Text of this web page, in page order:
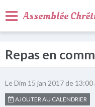
Assemblée
Agenda
Qui sommes-nous ?
Nous trouver
Repas en
Le Dim 15 jan 2017de 13:00
AJOUTER AU CALENDRIER